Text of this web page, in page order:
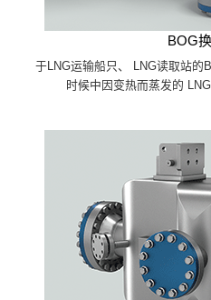
BOG
于LNG运输船只、 LNG读取站的
时候中因变热而蒸发的